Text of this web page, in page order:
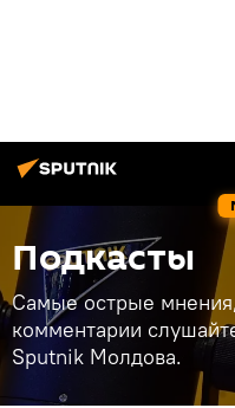
Подкасты
Самые острые
комментарии
Sputnik Молдова.